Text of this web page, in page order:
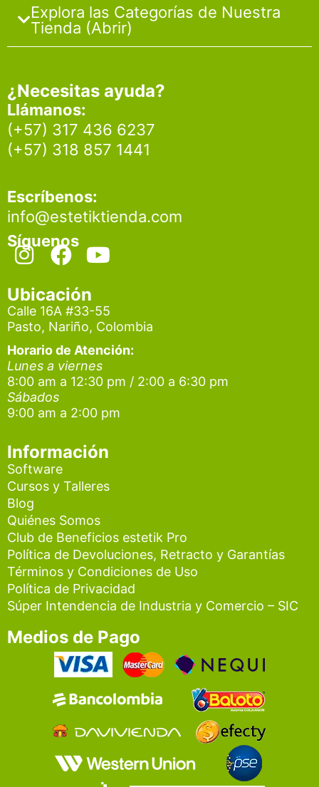
Explora las Categorías de Nuestra
Tienda (Abrir)
¿Necesitas ayuda?
Llámanos:
(+57) 317 436 6237
(+57) 318 857 1441
Escríbenos:
info@estetiktienda.com
Síguenos
I
n
s
t
a
g
r
a
m
F
a
c
e
b
o
o
Y
o
t
u
b
e
Ubicación
Calle 16A #33-55
Pasto, Nariño, Colombia
Horario de Atención:
Lunes a viernes
8:00 am a 12:30 pm / 2:00 a 6:30 pm
Sábados
9:00 am a 2:00 pm
Información
Software
Cursos y Talleres
Blog
Quiénes Somos
Club de Beneficios estetik Pro
Política de Devoluciones, Retracto y Garantías
Términos y Condiciones de Uso
Política de Privacidad
Súper Intendencia de Industria y Comercio – SIC
Medios de Pago